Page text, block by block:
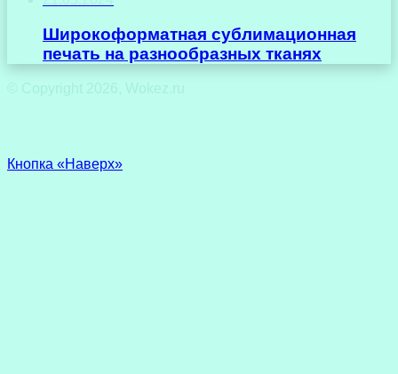
Широкоформатная сублимационная
печать на разнообразных тканях
© Copyright 2026, Wokez.ru
Кнопка «Наверх»